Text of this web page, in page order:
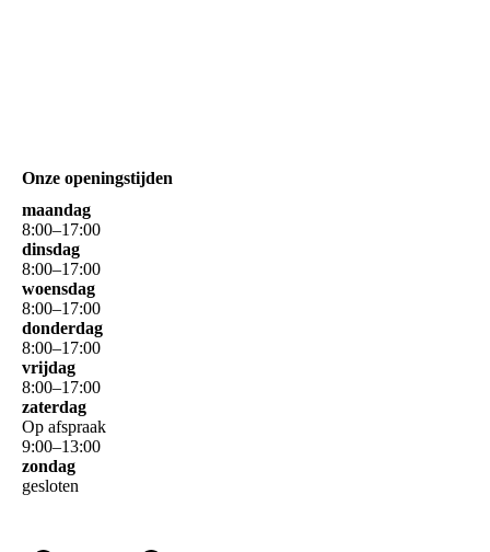
Onze openingstijden
maandag
8:00–17:00
dinsdag
8:00–17:00
woensdag
8:00–17:00
donderdag
8:00–17:00
vrijdag
8:00–17:00
zaterdag
Op afspraak
9:00–13:00
zondag
gesloten